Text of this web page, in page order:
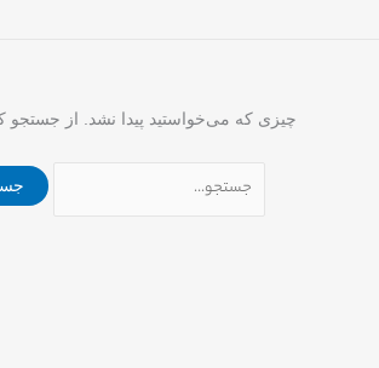
چیزی که می‌خواستید پیدا نشد. از جستجو